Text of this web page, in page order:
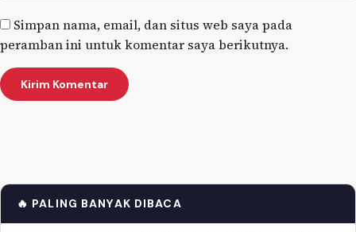
Simpan nama, email, dan situs web saya pada
peramban ini untuk komentar saya berikutnya.
🔥 PALING BANYAK DIBACA